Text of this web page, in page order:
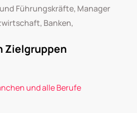
Führungskräfte, Manager
Banken,
Zielgruppen
und alle Berufe